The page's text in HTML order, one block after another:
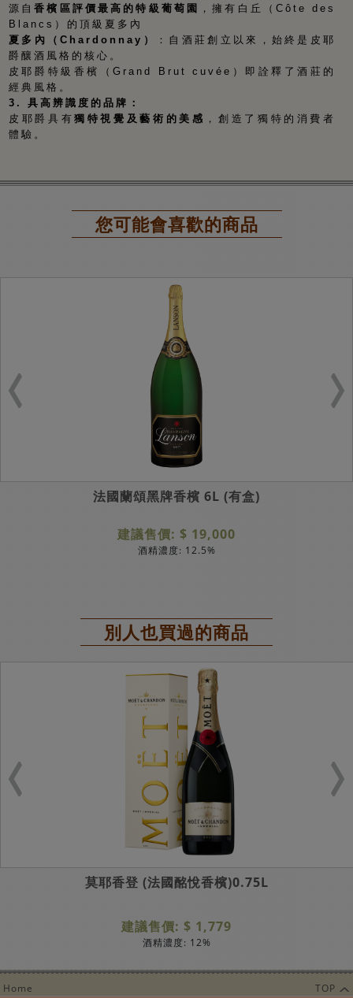
源自香檳區評價最高的特級葡萄園 ，擁有白丘（ Côte des
Blancs ）的頂級夏多內
夏多內（Chardonnay ）
：自酒莊創立以來，始終是皮耶
爵釀酒風格的核心。
皮耶爵特級香檳（Grand Brut cuvée ）即詮釋了酒莊的
經典風格。
3. 具 高辨識度的品牌：
皮耶爵具有獨特視覺及藝術的美感 ，創造了獨特的消費者
體驗。
您可能會喜歡的商品
法國蘭頌黑牌香檳 6L (有盒)
建議售價: $ 19,000
酒精濃度: 12.5%
別人也買過的商品
莫耶香登 (法國酩悅香檳)0.75L
建議售價: $ 1,779
酒精濃度: 12%
Home TOP